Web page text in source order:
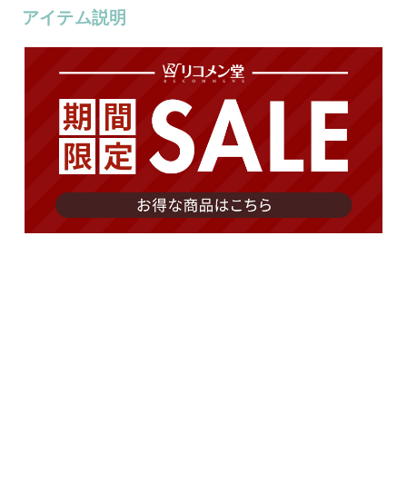
アイテム説明